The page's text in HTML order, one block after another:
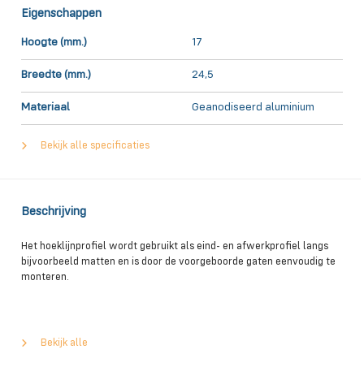
Eigenschappen
Hoogte (mm.) 17
Breedte (mm.) 24,5
Materiaal Geanodiseerd aluminium
Bekijk alle specificaties
Beschrijving
Het hoeklijnprofiel wordt gebruikt als eind- en afwerkprofiel langs
bijvoorbeeld matten en is door de voorgeboorde gaten eenvoudig te
monteren.
Bekijk alle